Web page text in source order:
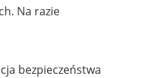
Na razie
bezpieczeństwa